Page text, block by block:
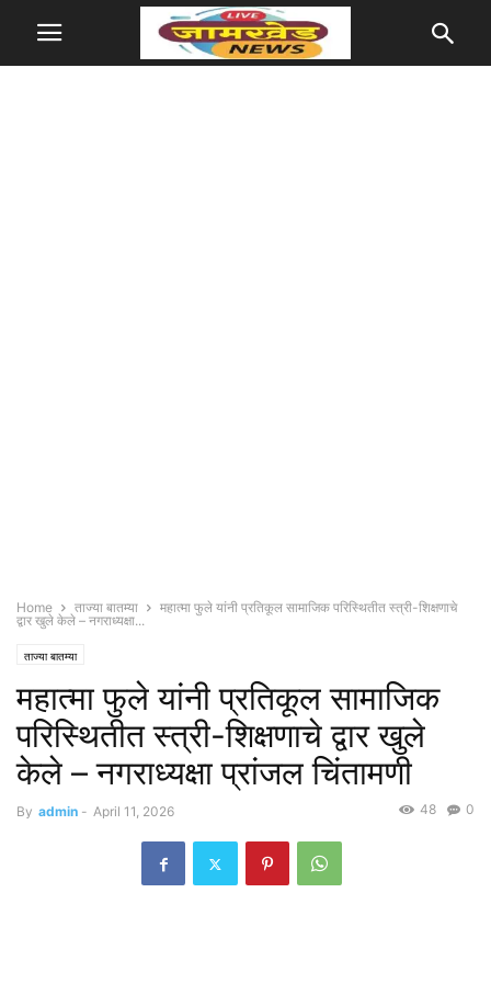
Home ताज्या बातम्या
महात्मा फुले यांनी प्रतिकूल सामाजिक परिस्थितीत स्त्री-शिक्षणाचे
द्वार खुले केले – नगराध्यक्षा...
ताज्या बातम्या
महात्मा फुले यांनी प्रतिकूल सामाजिक
परिस्थितीत स्त्री-शिक्षणाचे द्वार खुले
केले – नगराध्यक्षा प्रांजल चिंतामणी
By admin - April 11, 2026 0
48